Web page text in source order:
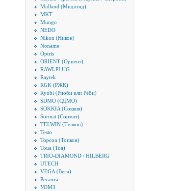
Midland (Мидлэнд)
MKT
Mungo
NEDO
Nikon (Никон)
Noname
Optris
ORIENT (Ориент)
RAWLPLUG
Raytek
RGK (РЖК)
Ryobi (Риоби или Рёби)
SDMO (СДМО)
SOKKIA (Соккия)
Sormat (Сормат)
TELWIN (Телвин)
Testo
Topcon (Топкон)
Toua (Тоя)
TRIO-DIAMOND / HILBERG
UTECH
VEGA (Вега)
Ресанта
УОМЗ